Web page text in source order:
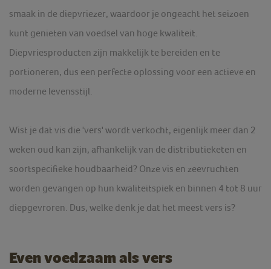
smaak in de diepvriezer, waardoor je ongeacht het seizoen
kunt genieten van voedsel van hoge kwaliteit.
Diepvriesproducten zijn makkelijk te bereiden en te
portioneren, dus een perfecte oplossing voor een actieve en
moderne levensstijl.
Wist je dat vis die 'vers' wordt verkocht, eigenlijk meer dan 2
weken oud kan zijn, afhankelijk van de distributieketen en
soortspecifieke houdbaarheid? Onze vis en zeevruchten
worden gevangen op hun kwaliteitspiek en binnen 4 tot 8 uur
diepgevroren. Dus, welke denk je dat het meest vers is?
Even voedzaam als vers